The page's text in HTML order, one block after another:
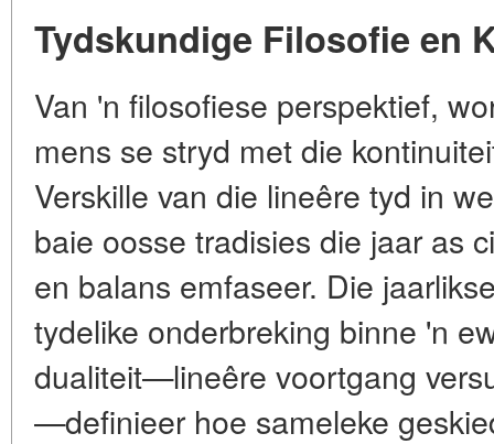
Tydskundige Filosofie en
Van 'n filosofiese perspektief,
mens se stryd met die
Verskille van die lineêre tyd in
baie oosse tradisies die jaar as
en balans emfaseer. Die
tydelike onderbreking binne 'n
dualiteit—lineêre voortgang
—definieer hoe sameleke